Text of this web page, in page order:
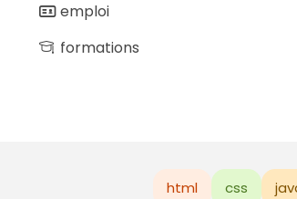
emploi
formations
html css